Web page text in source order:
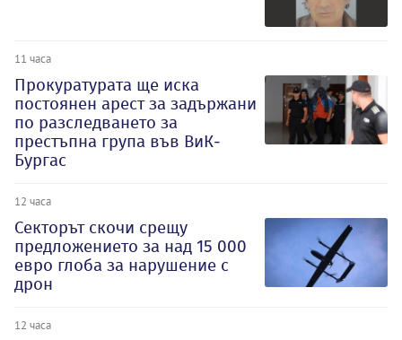
11 часа
Прокуратурата ще иска
постоянен арест за задържани
по разследването за
престъпна група във ВиК-
Бургас
12 часа
Секторът скочи срещу
предложението за над 15 000
евро глоба за нарушение с
дрон
12 часа